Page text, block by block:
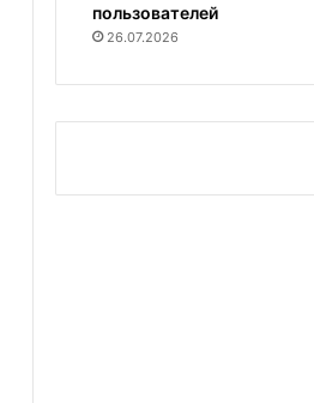
пользователей
26.07.2026